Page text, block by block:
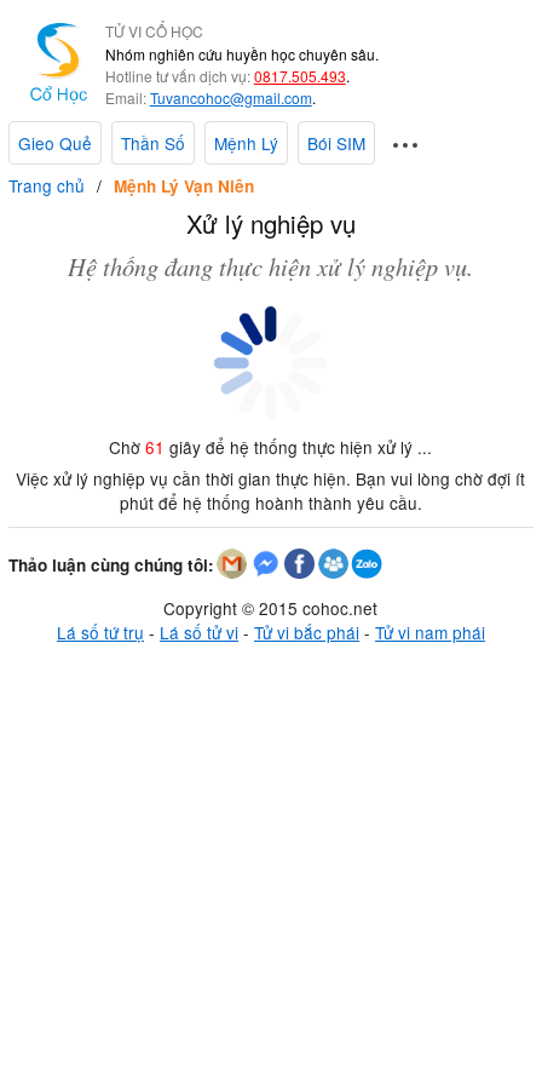
TỬ VI CỔ HỌC
Nhóm nghiên cứu huyền học chuyên sâu.
Hotline tư vấn dịch vụ:0817.505.493.
Email:Tuvancohoc@gmail.com.
Gieo Quẻ Thần Số Mệnh Lý
Bói SIM
Trang chủ
Mệnh Lý Vạn Niên
Xử lý nghiệp vụ
Hệ thống đang thực hiện xử lý nghiệp vụ.
Chờ61 giây để hệ thống thực hiện xử lý ...
Việc xử lý nghiệp vụ cần thời gian thực hiện. Bạn vui lòng chờ đợi ít
phút để hệ thống hoành thành yêu cầu.
Thảo luận cùng chúng tôi:
Copyright © 2015 cohoc.net
Lá số tứ trụ - Lá số tử vi- Tử vi bắc phái- Tử vi nam phái